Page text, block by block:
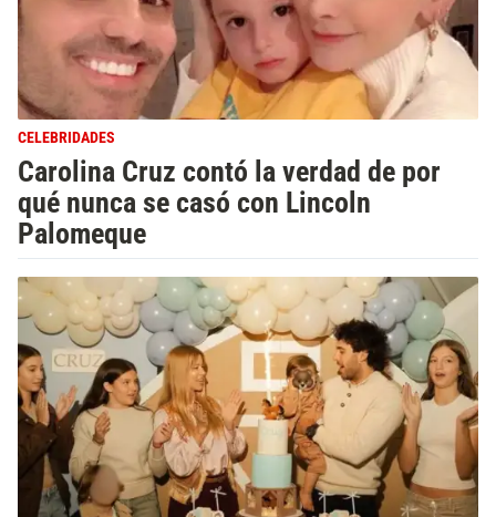
CELEBRIDADES
Carolina Cruz contó la verdad de por
qué nunca se casó con Lincoln
Palomeque